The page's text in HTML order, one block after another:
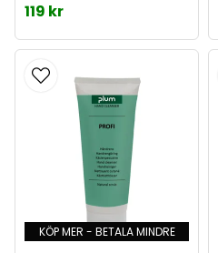
119 kr
KÖP MER - BETALA MINDRE